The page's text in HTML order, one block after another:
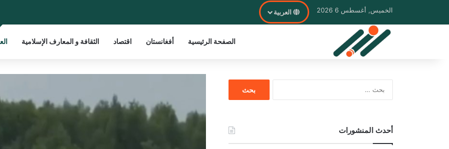
الخميس, أغسطس 6 2026 العربية
الصفحة الرئيسية أفغانستان اقتصاد الثقافة و المعارف الإسلامية
أحدث المنشورات